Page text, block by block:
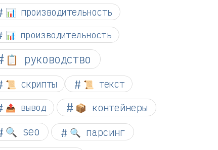
📊 производительность
📊 производительность
📋 руководство
📜 скрипты 📜 текст
📤 вывод 📦 контейнеры
🔍 seo 🔍 парсинг